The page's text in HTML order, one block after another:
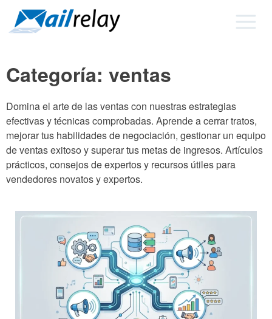
contenido
Categoría: ventas
Domina el arte de las ventas con nuestras estrategias
efectivas y técnicas comprobadas. Aprende a cerrar tratos,
mejorar tus habilidades de negociación, gestionar un equipo
de ventas exitoso y superar tus metas de ingresos. Artículos
prácticos, consejos de expertos y recursos útiles para
vendedores novatos y expertos.